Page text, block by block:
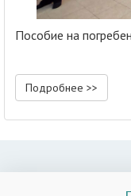
Пособие на
Подробнее >>